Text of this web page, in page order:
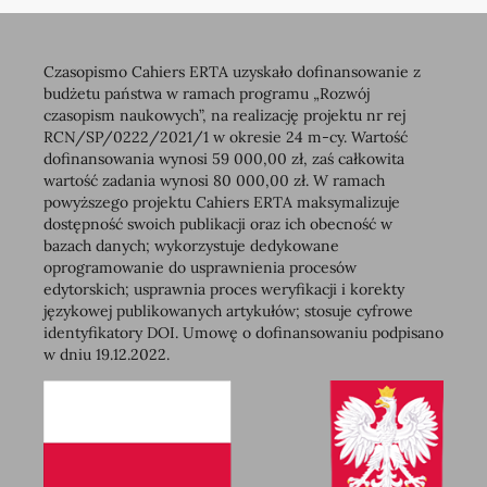
Czasopismo Cahiers ERTA uzyskało dofinansowanie z
budżetu państwa w ramach programu „Rozwój
czasopism naukowych”, na realizację projektu nr rej
RCN/SP/0222/2021/1 w okresie 24 m-cy. Wartość
dofinansowania wynosi 59 000,00 zł, zaś całkowita
wartość zadania wynosi 80 000,00 zł. W ramach
powyższego projektu Cahiers ERTA maksymalizuje
dostępność swoich publikacji oraz ich obecność w
bazach danych; wykorzystuje dedykowane
oprogramowanie do usprawnienia procesów
edytorskich; usprawnia proces weryfikacji i korekty
językowej publikowanych artykułów; stosuje cyfrowe
identyfikatory DOI. Umowę o dofinansowaniu podpisano
w dniu 19.12.2022.